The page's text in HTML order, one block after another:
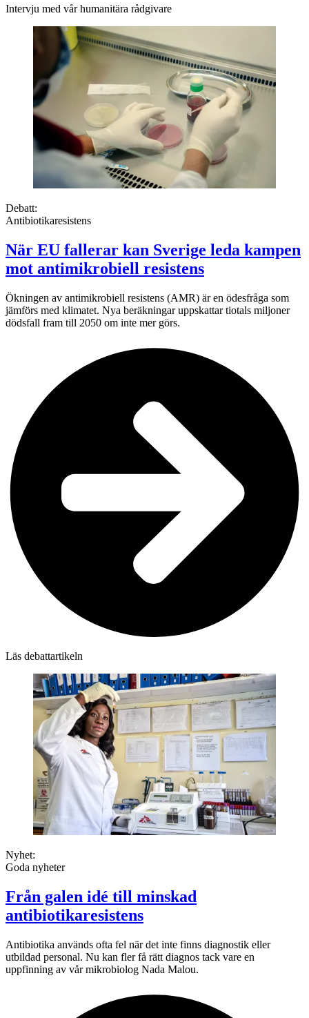
Intervju med vår humanitära rådgivare
Debatt:
Antibiotikaresistens
När EU fallerar kan Sverige leda kampen
mot antimikrobiell resistens
Ökningen av antimikrobiell resistens (AMR) är en ödesfråga som
jämförs med klimatet. Nya beräkningar uppskattar tiotals miljoner
dödsfall fram till 2050 om inte mer görs.
Läs debattartikeln
Nyhet:
Goda nyheter
Från galen idé till minskad
antibiotikaresistens
Antibiotika används ofta fel när det inte finns diagnostik eller
utbildad personal. Nu kan fler få rätt diagnos tack vare en
uppfinning av vår mikrobiolog Nada Malou.